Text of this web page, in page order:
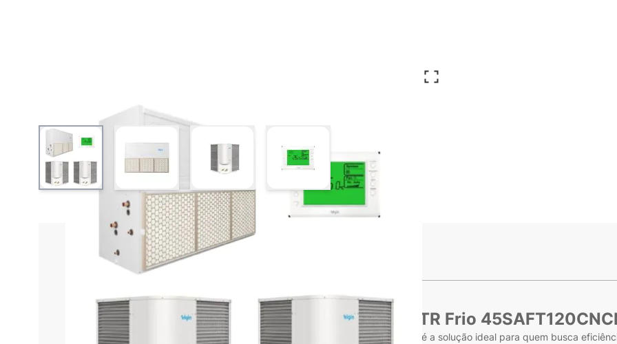
View larger image
Informações do produto
Ar Condicionado Splitão Elgin 10TR Frio
O Ar Condicionado Splitão Elgin 10TR Frio 45SAFT120CNCNA - 220V Trifásico é a solução ideal para quem busca